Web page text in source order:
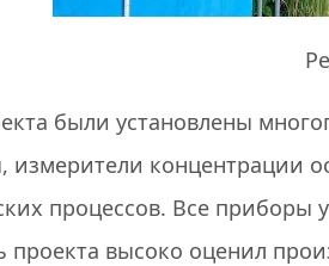
были установлены
измерители концентрации
процессов. Все
проекта высоко оценил